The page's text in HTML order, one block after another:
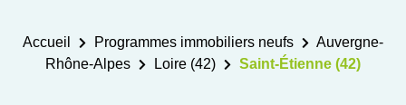
Accueil Programmes immobiliers neufs
Auvergne-
Rhône-Alpes
Loire (42) Saint-Étienne (42)